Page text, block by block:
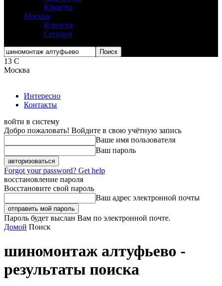
Юристы
Москва
Новости
Сегодня
13 C
Москва
Интересно
Контакты
войти в систему
Добро пожаловать! Войдите в свою учётную запись
Ваше имя пользователя
Ваш пароль
Forgot your password? Get help
восстановление пароля
Восстановите свой пароль
Ваш адрес электронной почты
Пароль будет выслан Вам по электронной почте.
Домой Поиск
шиномонтаж алтуфьево -
результаты поиска